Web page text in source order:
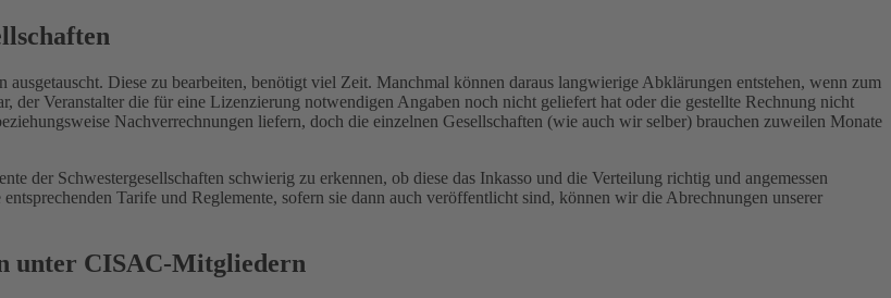
Diese zu bearbeiten, benötigt viel Zeit. Manchmal können daraus langwierige Abklärungen entstehen, wenn zum
Veranstalter die für eine Lizenzierung notwendigen Angaben noch nicht geliefert hat oder die gestellte Rechnung nicht
Nachverrechnungen liefern, doch die einzelnen Gesellschaften (wie auch wir selber) brauchen zuweilen Monate
der Schwestergesellschaften schwierig zu erkennen, ob diese das Inkasso und die Verteilung richtig und angemessen
Tarife und Reglemente, sofern sie dann auch veröffentlicht sind, können wir die Abrechnungen unserer
unter CISAC-Mitgliedern